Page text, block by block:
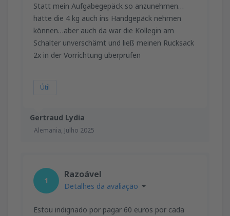
Gertraud Lydia
Alemania, Julho 2025
Statt mein Aufgabegepäck so anzunehmen…
hätte die 4 kg auch ins Handgepäck nehmen
können…aber auch da war die Kollegin am
Schalter unverschämt und ließ meinen Rucksack
2x in der Vorrichtung überprüfen
Útil
1
Razoável
Detalhes da avaliação
Estou indignado por pagar 60 euros por cada